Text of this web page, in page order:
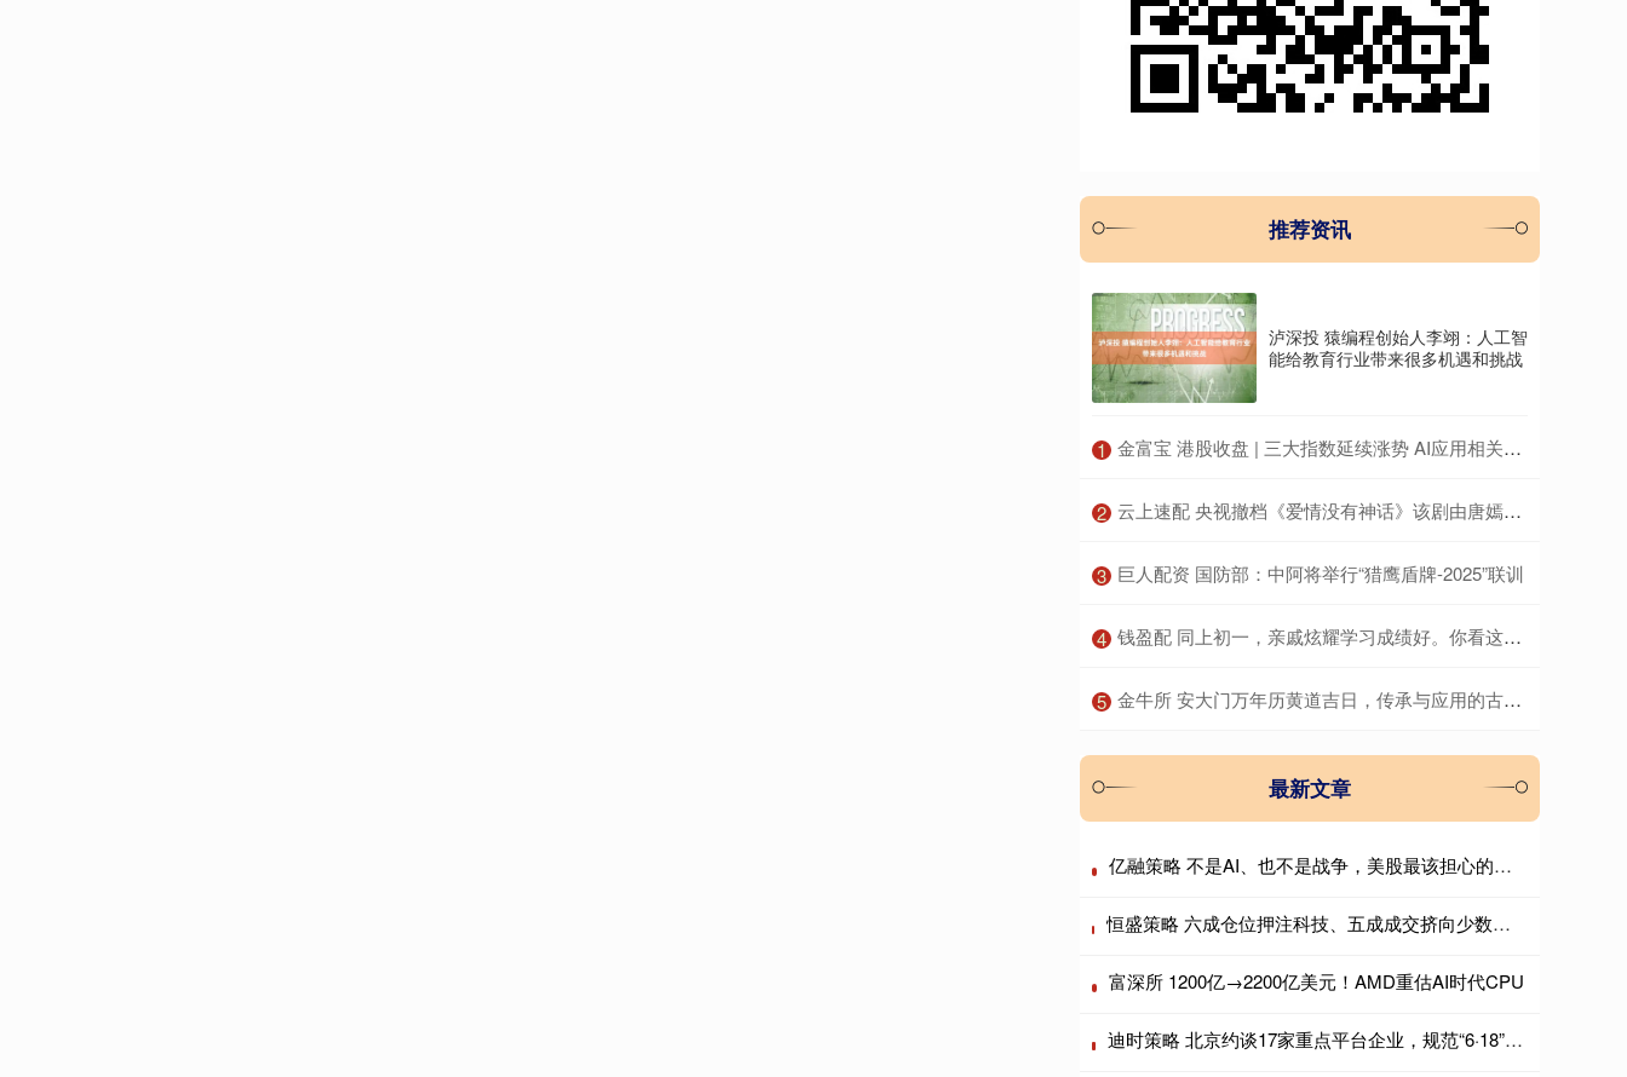
推荐资讯
泸深投 猿编程创始人李翊：人工智
能给教育行业带来很多机遇和挑战
1 ​金富宝 港股收盘 | 三大指数延续涨势 AI应用相关个股引市场关注
2 ​云上速配 央视撤档《爱情没有神话》该剧由唐嫣赵又廷主演
3 ​巨人配资 国防部：中阿将举行“猎鹰盾牌-2025”联训
4 ​钱盈配 同上初一，亲戚炫耀学习成绩好。你看这位宝妈如何怼回去……
5 ​金牛所 安大门万年历黄道吉日，传承与应用的古老智慧
最新文章
亿融策略 不是AI、也不是战争，美股最该担心的是日本?
恒盛策略 六成仓位押注科技、五成成交挤向少数个股，AI抱团行情会重演历史瓦解吗？
富深所 1200亿→2200亿美元！AMD重估AI时代CPU
迪时策略 北京约谈17家重点平台企业，规范“6·18”期间平台经营行为